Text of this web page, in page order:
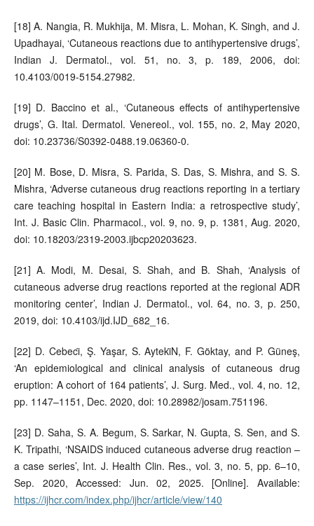
[18] A. Nangia, R. Mukhija, M. Misra, L. Mohan, K. Singh, and J.
Upadhayai, ‘Cutaneous reactions due to antihypertensive drugs’,
Indian J. Dermatol., vol. 51, no. 3, p. 189, 2006, doi:
10.4103/0019-5154.27982.
[19] D. Baccino et al., ‘Cutaneous effects of antihypertensive
drugs’, G. Ital. Dermatol. Venereol., vol. 155, no. 2, May 2020,
doi: 10.23736/S0392-0488.19.06360-0.
[20] M. Bose, D. Misra, S. Parida, S. Das, S. Mishra, and S. S.
Mishra, ‘Adverse cutaneous drug reactions reporting in a tertiary
care teaching hospital in Eastern India: a retrospective study’,
Int. J. Basic Clin. Pharmacol., vol. 9, no. 9, p. 1381, Aug. 2020,
doi: 10.18203/2319-2003.ijbcp20203623.
[21] A. Modi, M. Desai, S. Shah, and B. Shah, ‘Analysis of
cutaneous adverse drug reactions reported at the regional ADR
monitoring center’, Indian J. Dermatol., vol. 64, no. 3, p. 250,
2019, doi: 10.4103/ijd.IJD_682_16.
[22] D. Cebeci̇, Ş. Yaşar, S. Ayteki̇N, F. Göktay, and P. Güneş,
‘An epidemiological and clinical analysis of cutaneous drug
eruption: A cohort of 164 patients’, J. Surg. Med., vol. 4, no. 12,
pp. 1147–1151, Dec. 2020, doi: 10.28982/josam.751196.
[23] D. Saha, S. A. Begum, S. Sarkar, N. Gupta, S. Sen, and S.
K. Tripathi, ‘NSAIDS induced cutaneous adverse drug reaction –
a case series’, Int. J. Health Clin. Res., vol. 3, no. 5, pp. 6–10,
Sep. 2020, Accessed: Jun. 02, 2025. [Online]. Available:
https://ijhcr.com/index.php/ijhcr/article/view/140